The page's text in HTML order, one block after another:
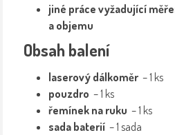
jiné práce vyžadující
a objemu
Obsah balení
laserový dálkoměr – 1 ks
pouzdro – 1 ks
řemínek na ruku – 1 ks
sada baterií – 1 sada